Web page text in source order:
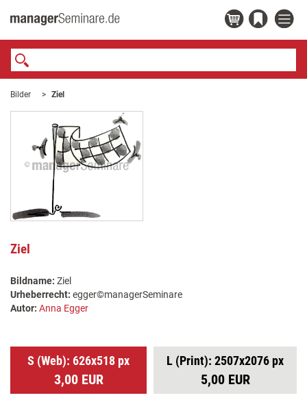
Bilder Ziel
Ziel
Bildname: Ziel
Urheberrecht: egger©managerSeminare
Autor: Anna Egger
S (Web): 626x518 px
3,00 EUR
L (Print): 2507x2076 px
5,00 EUR